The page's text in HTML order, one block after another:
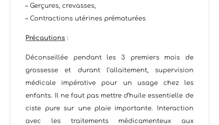
– Gerçures, crevasses,
– Contractions utérines prématurées
Précautions :
Déconseillée pendant les 3 premiers mois de
grossesse et durant l’allaitement, supervision
médicale impérative pour un usage chez les
enfants. Il ne faut pas mettre d’huile essentielle de
ciste pure sur une plaie importante. Interaction
avec les traitements médicamenteux aux